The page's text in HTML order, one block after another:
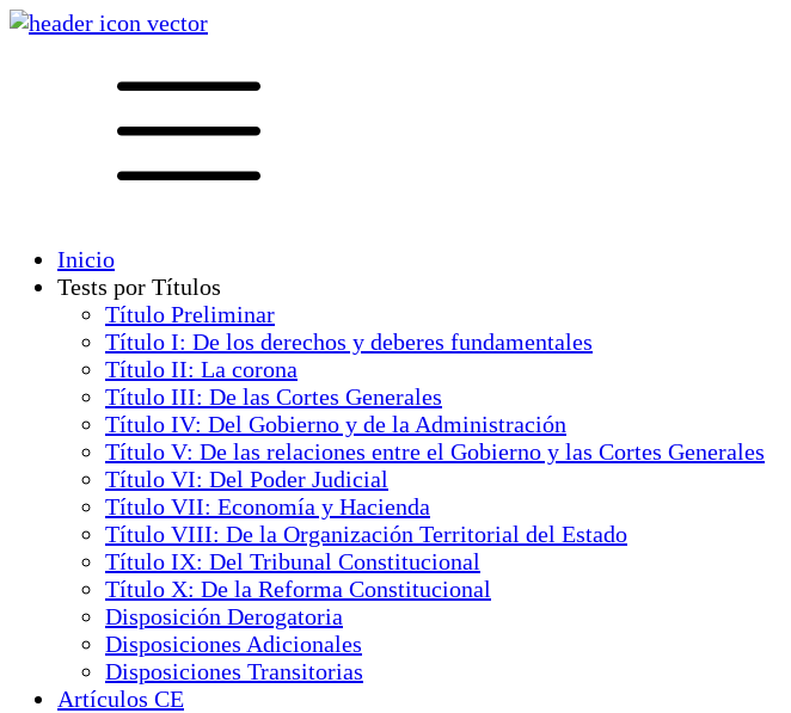
Inicio
Tests por Títulos
Título Preliminar
Título I: De los derechos y deberes fundamentales
Título II: La corona
Título III: De las Cortes Generales
Título IV: Del Gobierno y de la Administración
Título V: De las relaciones entre el Gobierno y las Cortes Generales
Título VI: Del Poder Judicial
Título VII: Economía y Hacienda
Título VIII: De la Organización Territorial del Estado
Título IX: Del Tribunal Constitucional
Título X: De la Reforma Constitucional
Disposición Derogatoria
Disposiciones Adicionales
Disposiciones Transitorias
Artículos CE